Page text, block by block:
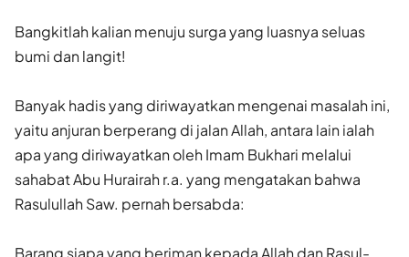
Bangkitlah kalian menuju surga yang luasnya seluas
bumi dan langit!
Banyak hadis yang diriwayatkan mengenai masalah ini,
yaitu anjuran berperang di jalan Allah, antara lain ialah
apa yang diriwayatkan oleh Imam Bukhari melalui
sahabat Abu Hurairah r.a. yang mengatakan bahwa
Rasulullah Saw. pernah bersabda:
Barang siapa yang beriman kepada Allah dan Rasul-